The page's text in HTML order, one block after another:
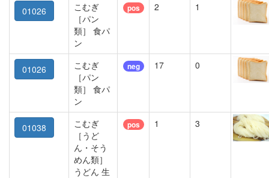
01026
こむぎ
［パン
類］ 食パ
ン
pos 2 1
01026
こむぎ
［パン
類］ 食パ
ン
neg 17 0
01038
こむぎ
［うど
ん・そう
めん類］
うどん 生
pos 1 3